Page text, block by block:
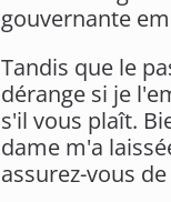
gouvernante
Tandis que le
dérange si je
s'il vous plaît.
dame m'a
assurez-vous